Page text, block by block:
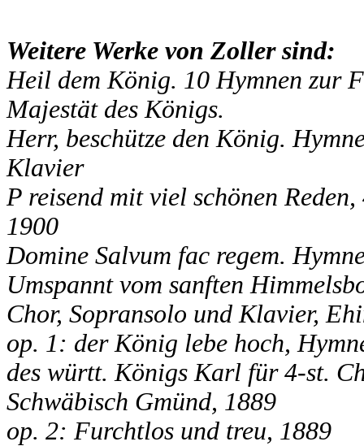
Weitere Werke von Zoller sind:
Heil dem König. 10 Hymnen zur
Majestät des Königs.
Herr, beschütze den König.
Klavier
P reisend mit viel schönen
1900
Domine Salvum fac regem.
Umspannt vom sanften
Chor, Sopransolo und Klavier,
op. 1: der König lebe hoch,
des württ. Königs Karl für 4-st.
Schwäbisch Gmünd, 1889
op. 2: Furchtlos und treu, 1889